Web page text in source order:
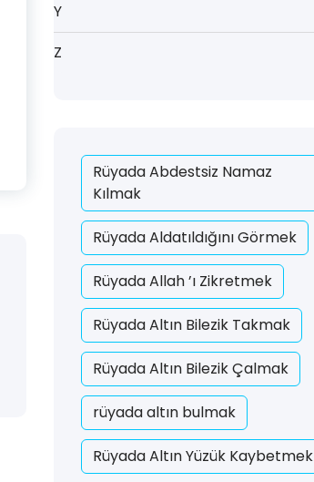
Y
Z
Rüyada Abdestsiz Namaz
Kılmak
Rüyada Aldatıldığını Görmek
Rüyada Allah ’ı Zikretmek
Rüyada Altın Bilezik Takmak
Rüyada Altın Bilezik Çalmak
rüyada altın bulmak
Rüyada Altın Yüzük Kaybetmek